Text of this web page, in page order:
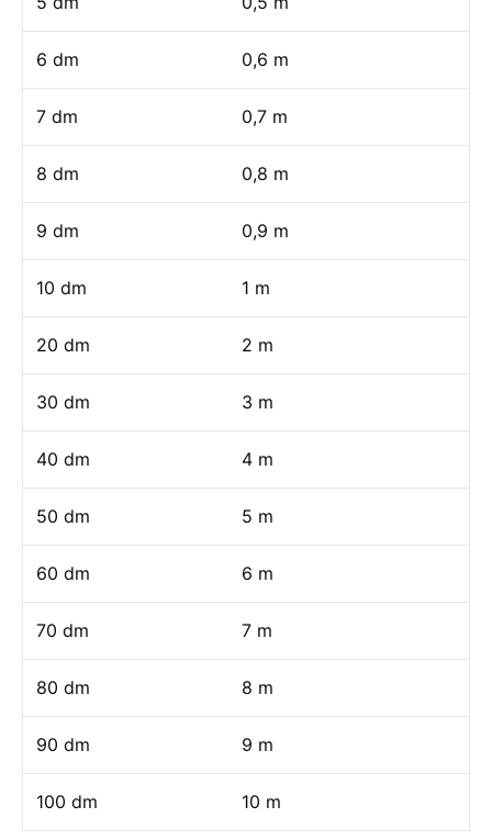
6 dm 0,6 m
7 dm 0,7 m
8 dm 0,8 m
9 dm 0,9 m
10 dm 1 m
20 dm 2 m
30 dm 3 m
40 dm 4 m
50 dm 5 m
60 dm 6 m
70 dm 7 m
80 dm 8 m
90 dm 9 m
100 dm 10 m